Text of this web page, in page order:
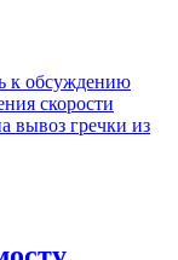
к обсуждению
скорости
вывоз гречки из